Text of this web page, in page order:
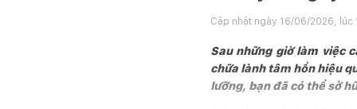
Cập nhật ngày 16/06/2026, lúc
Sau những giờ làm việc
chữa lành tâm hồn hiệu
lưỡng, bạn đã có thể sở